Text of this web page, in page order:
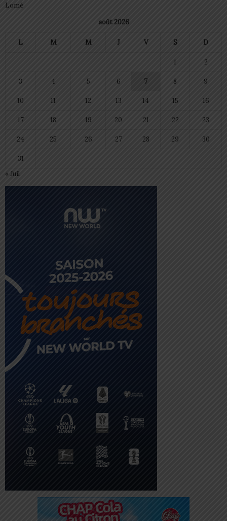
Lomé
août 2026
L M M J V S D
1 2
3 4 5 6 7 8 9
10 11 12 13 14 15 16
17 18 19 20 21 22 23
24 25 26 27 28 29 30
31
« Juil